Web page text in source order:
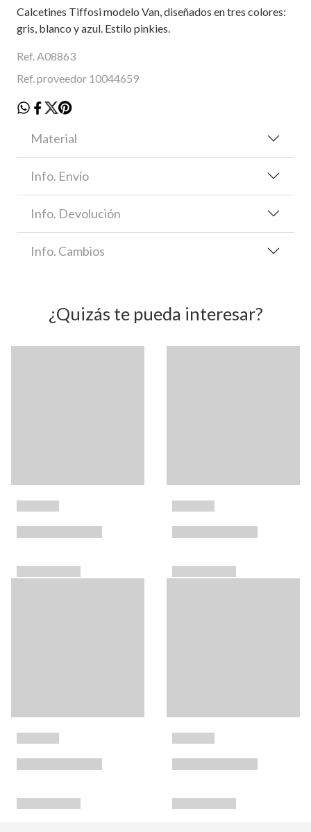
Calcetines Tiffosi modelo Van, diseñados en tres colores:
gris, blanco y azul. Estilo pinkies.
Ref. A08863
Ref. proveedor 10044659
Material
Info. Envío
Info. Devolución
Info. Cambios
¿Quizás te pueda interesar?